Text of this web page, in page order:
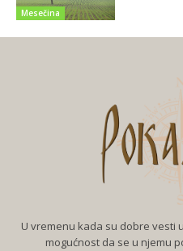
Mesečina
U vremenu kada su dobre vesti
mogućnost da se u njemu